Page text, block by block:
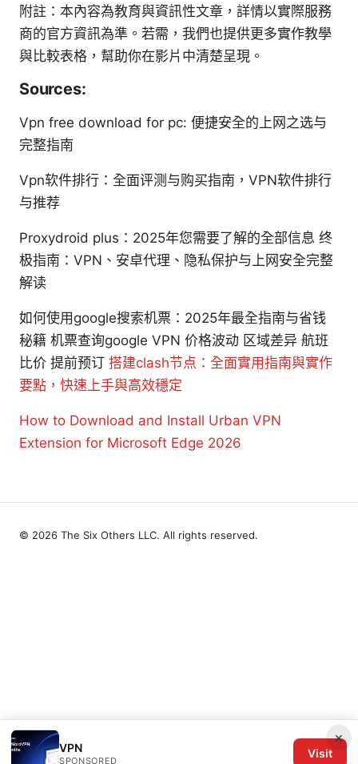
附註：本內容為教育與資訊性文章，詳情以實際服務
商的官方資訊為準。若需，我們也提供更多實作教學
與比較表格，幫助你在影片中清楚呈現。
Sources:
Vpn free download for pc: 便捷安全的上网之选与
完整指南
Vpn软件排行：全面评测与购买指南，VPN软件排行
与推荐
Proxydroid plus：2025年您需要了解的全部信息 终
极指南：VPN、安卓代理、隐私保护与上网安全完整
解读
如何使用google搜索机票：2025年最全指南与省钱
秘籍 机票查询google VPN 价格波动 区域差异 航班
比价 提前预订 搭建clash节点：全面實用指南與實作
要點，快速上手與高效穩定
How to Download and Install Urban VPN
Extension for Microsoft Edge 2026
×
VPN
SPONSORED
Visit
© 2026 The Six Others LLC. All rights reserved.